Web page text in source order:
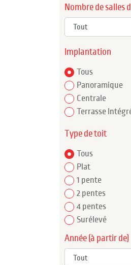
Nombre de salles
Implantation
Tous
Panoramique
Centrale
Terrasse
Type de toit
Tous
Plat
1 pente
2 pentes
4 pentes
Surélevé
Année (à partir de)